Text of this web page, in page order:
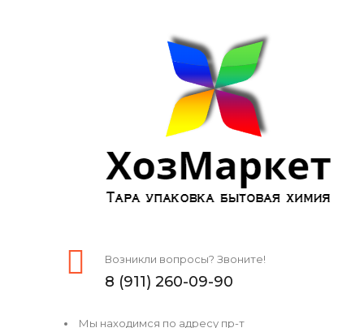
Возникли вопросы? Звоните!
8 (911) 260-09-90
Мы находимся по адресу пр-т